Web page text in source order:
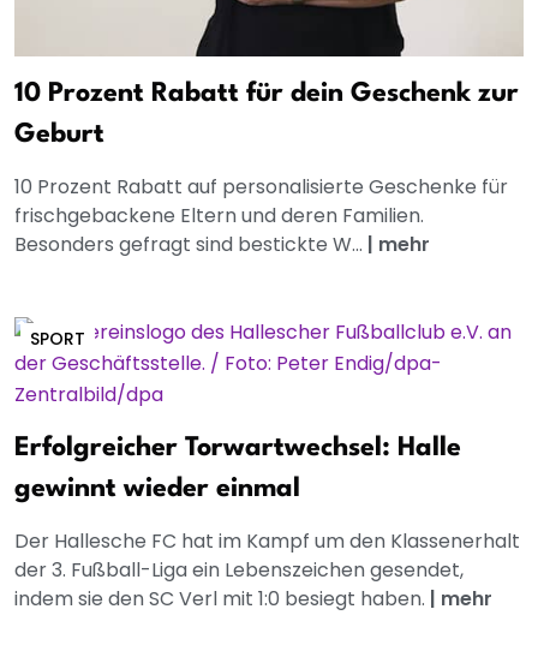
10 Prozent Rabatt für dein Geschenk zur
Geburt
10 Prozent Rabatt auf personalisierte Geschenke für
frischgebackene Eltern und deren Familien.
Besonders gefragt sind bestickte W... | mehr
SPORT
Erfolgreicher Torwartwechsel: Halle
gewinnt wieder einmal
Der Hallesche FC hat im Kampf um den Klassenerhalt
der 3. Fußball-Liga ein Lebenszeichen gesendet,
indem sie den SC Verl mit 1:0 besiegt haben. | mehr